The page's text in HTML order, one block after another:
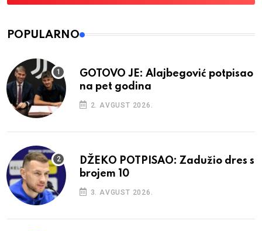
POPULARNO
GOTOVO JE: Alajbegović potpisao
na pet godina
2. AVGUST 2026.
DŽEKO POTPISAO: Zadužio dres s
brojem 10
3. AVGUST 2026.